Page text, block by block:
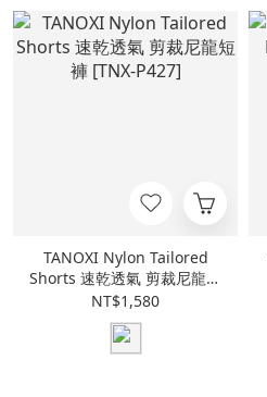
TANOXI Nylon Tailored
Shorts 速乾透氣 剪裁尼龍短
褲 [TNX-P427]
NT$1,580